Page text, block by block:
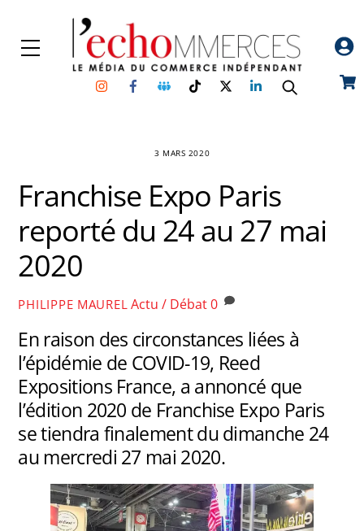
content
Menu
InstagramFacebookGroupe
Facebook
TikTokTwitterLinkedin
3 MARS 2020
Franchise Expo Paris
reporté du 24 au 27 mai
2020
PHILIPPE MAUREL Actu / Débat0
En raison des circonstances liées à
l’épidémie de COVID-19, Reed
Expositions France, a annoncé que
l’édition 2020 de Franchise Expo Paris
se tiendra finalement du dimanche 24
au mercredi 27 mai 2020.